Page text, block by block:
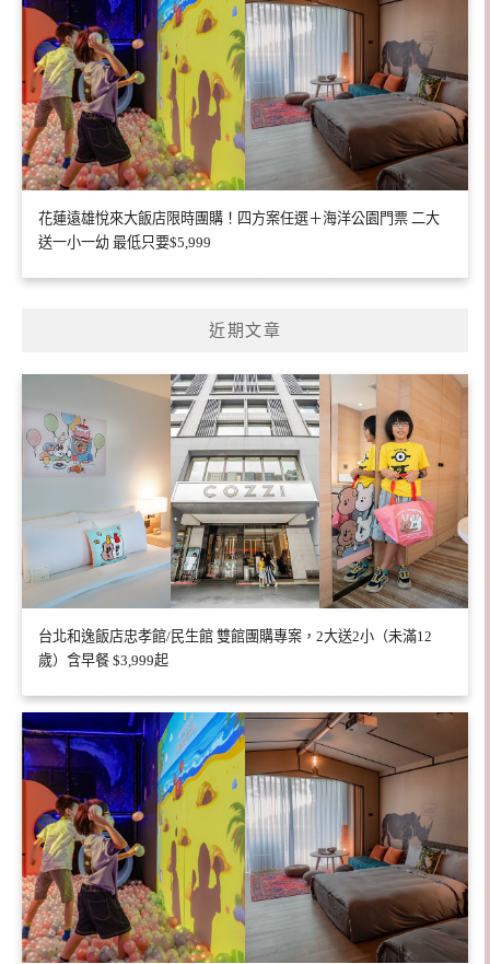
花蓮遠雄悅來大飯店限時團購！四方案任選＋海洋公園門票 二大
送一小一幼 最低只要$5,999
近期文章
台北和逸飯店忠孝館/民生館 雙館團購專案，2大送2小（未滿12
歲）含早餐 $3,999起